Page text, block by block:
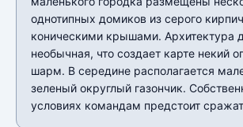
однотипных домиков из серого
коническими крышами. Архитектура
необычная, что создает карте некий
шарм. В середине располагается
зеленый округлый газончик.
условиях командам предстоит